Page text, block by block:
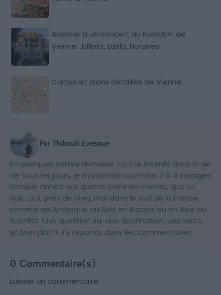
Assister à un concert au Kursalon de
Vienne : billets, tarifs, horaires
Cartes et plans détaillés de Vienne
Par Thibault Evesque
En quelques sortes Monsieur Tout le monde dans la vie
de tous les jours, je m'accorde au moins 3 à 4 voyages
chaque année aux quatre coins du monde, que ce
soit tout près de chez moi dans le sud de la France,
comme en Amérique du Sud, en Europe ou en Asie du
Sud-Est. Une question sur une destination, une visite,
un bon plan ? J’y réponds dans les commentaires.
0 Commentaire(s)
Laisser un commentaire